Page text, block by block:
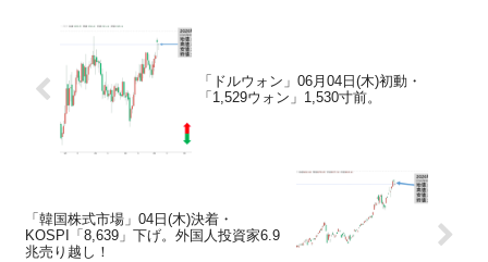
「ドルウォン」06月04日(木)初動・
「1,529ウォン」1,530寸前。
「韓国株式市場」04日(木)決着・
KOSPI「8,639」下げ。外国人投資家6.9
兆売り越し！